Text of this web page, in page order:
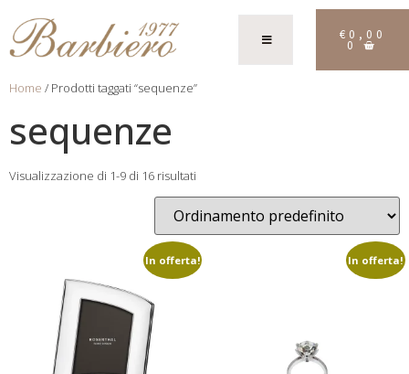
€ 0,00
0
Home / Prodotti taggati “sequenze”
sequenze
Visualizzazione di 1-9 di 16 risultati
In offerta! In offerta!